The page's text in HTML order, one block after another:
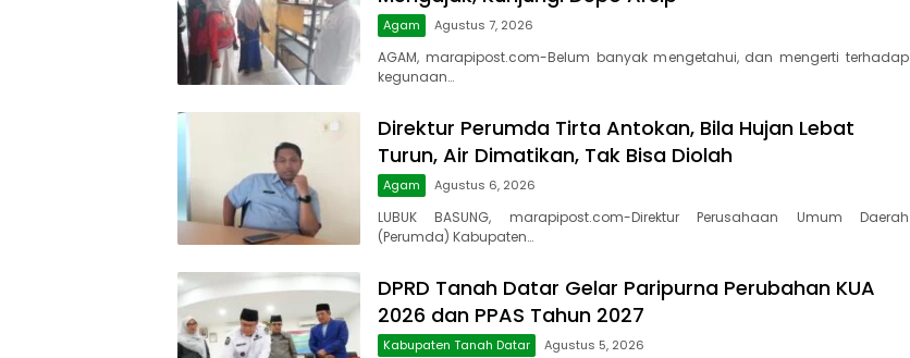
Agam Agustus 7, 2026
AGAM, marapipost.com-Belum banyak mengetahui, dan mengerti terhadap
kegunaan…
Direktur Perumda Tirta Antokan, Bila Hujan Lebat
Turun, Air Dimatikan, Tak Bisa Diolah
Agam Agustus 6, 2026
LUBUK BASUNG, marapipost.com-Direktur Perusahaan Umum Daerah
(Perumda) Kabupaten…
DPRD Tanah Datar Gelar Paripurna Perubahan KUA
2026 dan PPAS Tahun 2027
Kabupaten Tanah Datar Agustus 5, 2026